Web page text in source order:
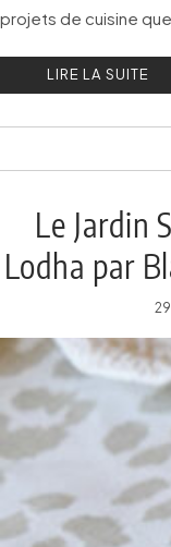
projets de cuisine
LIRE LA SUITE
Le Jardin
Lodha par